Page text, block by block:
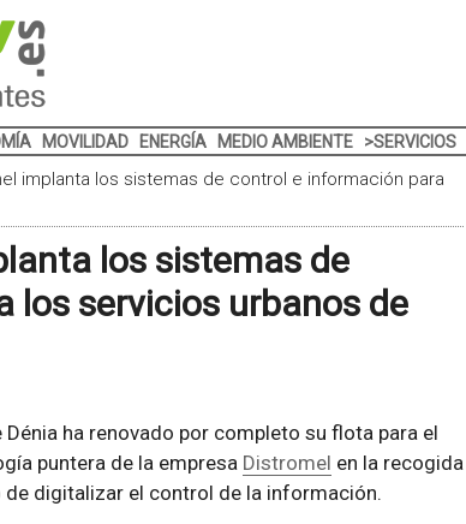
MOVILIDAD ENERGÍA MEDIO AMBIENTE >SERVICIOS
implanta los sistemas de control e información para
los sistemas de
los servicios urbanos de
ha renovado por completo su flota para el
puntera de la empresa Distromel en la recogida
digitalizar el control de la información.